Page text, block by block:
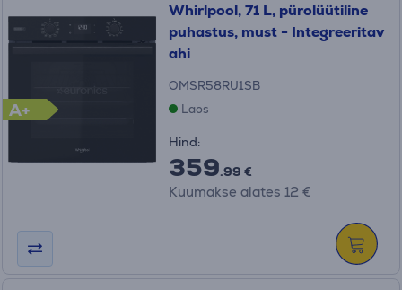
A+
Whirlpool, 71 L, pürolüütiline
puhastus, must - Integreeritav
ahi
OMSR58RU1SB
Laos
Hind:
359.99 €
Kuumakse alates 12 €